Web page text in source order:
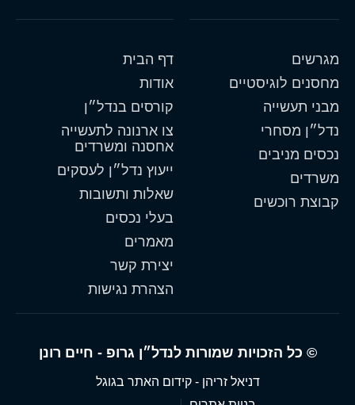
דף הבית
אודות
קורסים בנדל״ן
צו ארנונה לתעשייה
אחסנה ומשרדים
ייעוץ נדל״ן לעסקים
שאלות ותשובות
בעלי נכסים
מאמרים
יצירת קשר
הצהרת נגישות
מגרשים
מחסנים לוגיסטיים
מבני תעשייה
נדל״ן מסחרי
נכסים מניבים
משרדים
קבוצת רוכשים
© כל הזכויות שמורות לנדל״ן גרופ - חיים רונן
דניאל זריהן - קידום האתר בגוגל